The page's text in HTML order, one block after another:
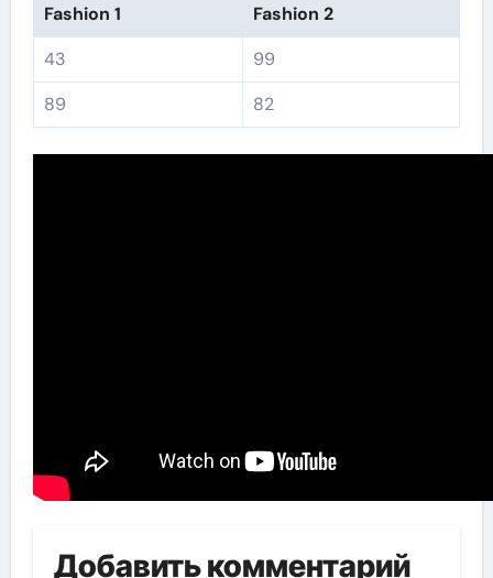
Fashion 1
Fashion 2
43
99
89
82
Добавить комментарий